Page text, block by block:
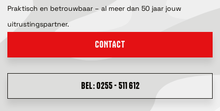
Praktisch en betrouwbaar – al meer dan 50 jaar jouw
uitrustingspartner.
CONTACT
BEL: 0255 - 511 612